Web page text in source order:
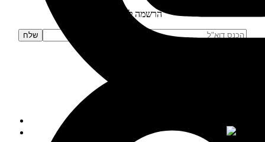
הרשמה לניוזלטר